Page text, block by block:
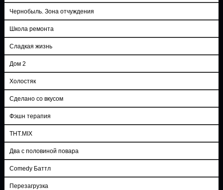
Чернобыль. Зона отчуждения
Школа ремонта
Сладкая жизнь
Дом 2
Холостяк
Сделано со вкусом
Фэшн терапия
ТНТ.MIX
Два с половиной повара
Comedy Баттл
Перезагрузка